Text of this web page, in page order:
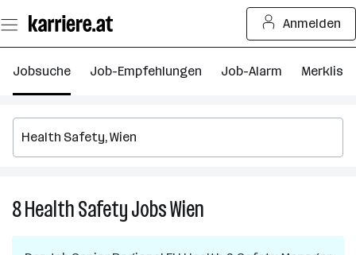
Seiteninhalt
springen
Anmelden
Jobsuche Job-Empfehlungen Job-Alarm Merkliste
8Health SafetyJobsWien